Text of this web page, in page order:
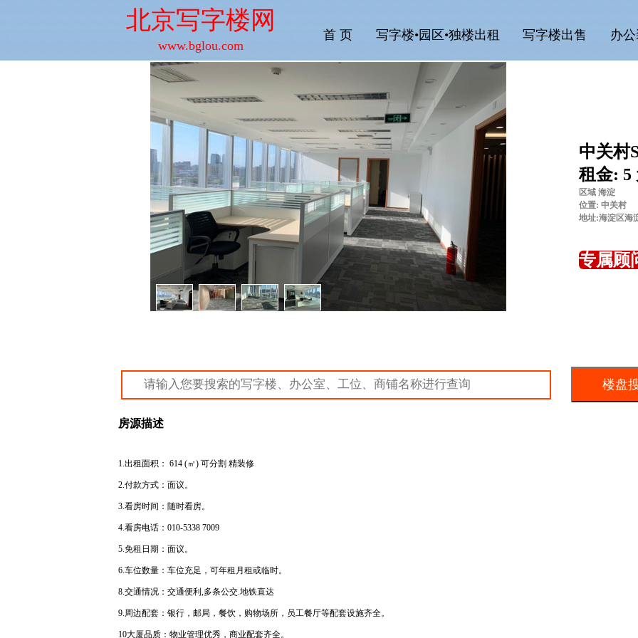
北京写字楼网
www.bglou.com
首 页 写字楼•园区•独楼出租 写字楼出售 办
中关村
租金: 5
区域 海淀
位置: 中关村
地址:海淀区海
专属顾
房源描述
1.出租面积： 614 (㎡) 可分割 精装修
2.付款方式：面议。
3.看房时间：随时看房。
4.看房电话： 010-5338 7009
5.免租日期：面议。
6.车位数量：车位充足，可年租月租或临时。
8.交通情况：交通便利,多条公交.地铁直达
9.周边配套：银行，邮局，餐饮，购物场所，员工餐厅等配套设施齐全。
10大厦品质：物业管理优秀，商业配套齐全。